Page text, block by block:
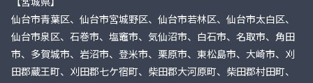
仙台市青葉区、仙台市宮城野区、仙台市若林区、仙台市太白区、
仙台市泉区、石巻市、塩竈市、気仙沼市、白石市、名取市、角田
市、多賀城市、岩沼市、登米市、栗原市、東松島市、大崎市、刈
田郡蔵王町、刈田郡七ケ宿町、柴田郡大河原町、柴田郡村田町、